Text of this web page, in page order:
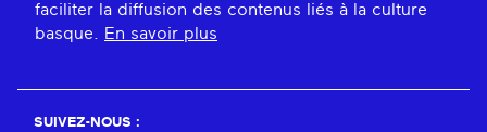
faciliter la diffusion des contenus liés à la culture
basque. En savoir plus
SUIVEZ-NOUS :